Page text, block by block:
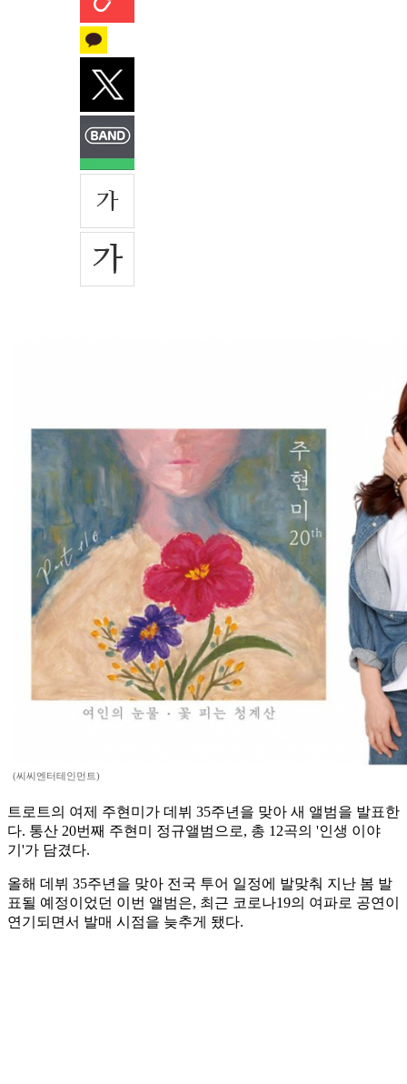
(씨씨엔터테인먼트)
트로트의 여제 주현미가 데뷔 35주년을 맞아 새 앨범을 발표한
다. 통산 20번째 주현미 정규앨범으로, 총 12곡의 '인생 이야
기'가 담겼다.
올해 데뷔 35주년을 맞아 전국 투어 일정에 발맞춰 지난 봄 발
표될 예정이었던 이번 앨범은, 최근 코로나19의 여파로 공연이
연기되면서 발매 시점을 늦추게 됐다.